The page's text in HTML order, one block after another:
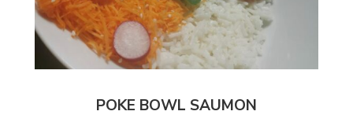
POKE BOWL SAUMON